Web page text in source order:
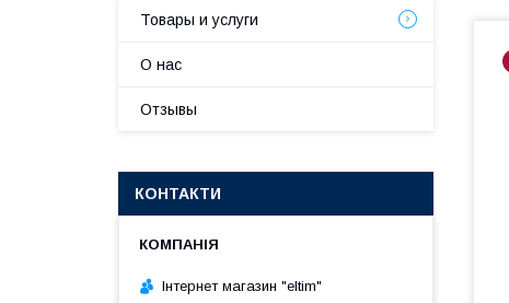
Товары и услуги
О нас
Отзывы
КОНТАКТИ
Інтернет магазин "eltim"